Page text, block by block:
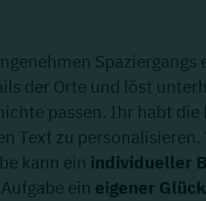
der Orte und löst
passen. Ihr habt
Text zu
kann ein individueller
ein eigener